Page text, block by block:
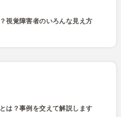
視覚障害者のいろんな見え方
は？事例を交えて解説します